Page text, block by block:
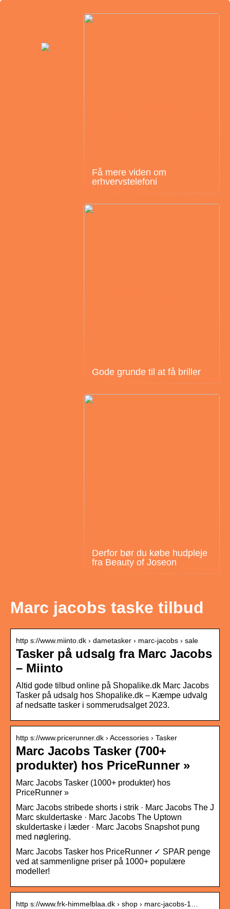
Få mere viden om
erhvervstelefoni
Gode grunde til at få briller
Derfor bør du købe hudpleje
fra Beauty of Joseon
Marc jacobs taske tilbud
http s://www.miinto.dk › dametasker › marc-jacobs › sale
Tasker på udsalg fra Marc Jacobs
– Miinto
Altid gode tilbud online på Shopalike.dk Marc Jacobs
Tasker på udsalg hos Shopalike.dk – Kæmpe udvalg
af nedsatte tasker i sommerudsalget 2023.
http s://www.pricerunner.dk › Accessories › Tasker
Marc Jacobs Tasker (700+
produkter) hos PriceRunner »
Marc Jacobs Tasker (1000+ produkter) hos
PriceRunner »
Marc Jacobs stribede shorts i strik · Marc Jacobs The J
Marc skuldertaske · Marc Jacobs The Uptown
skuldertaske i læder · Marc Jacobs Snapshot pung
med nøglering.
Marc Jacobs Tasker hos PriceRunner ✓ SPAR penge
ved at sammenligne priser på 1000+ populære
modeller!
http s://www.frk-himmelblaa.dk › shop › marc-jacobs-1…